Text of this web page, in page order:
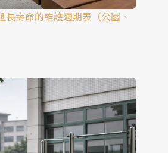
長壽命的維護週期表（公園、